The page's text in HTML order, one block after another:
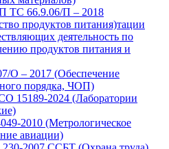
66.9.06/П – 2018
продуктов питания)тации
деятельность по
продуктов питания и
О – 2017 (Обеспечение
порядка, ЧОП)
15189-2024 (Лаборатории
2010 (Метрологическое
авиации)